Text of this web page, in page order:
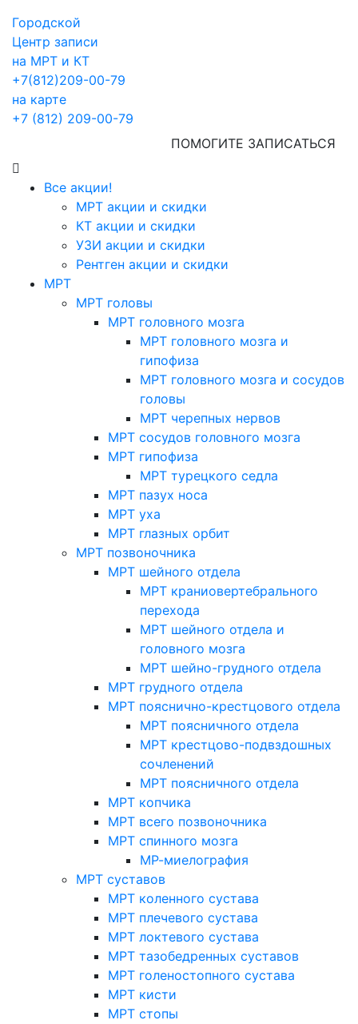
Городской
Центр записи
на МРТ и КТ
+7(812)209-00-79
на карте
+7 (812) 209-00-79
ПОМОГИТЕ ЗАПИСАТЬСЯ
Все акции!
МРТ акции и скидки
КТ акции и скидки
УЗИ акции и скидки
Рентген акции и скидки
МРТ
МРТ головы
МРТ головного мозга
МРТ головного мозга и
гипофиза
МРТ головного мозга и сосудов
головы
МРТ черепных нервов
МРТ сосудов головного мозга
МРТ гипофиза
МРТ турецкого седла
МРТ пазух носа
МРТ уха
МРТ глазных орбит
МРТ позвоночника
МРТ шейного отдела
МРТ краниовертебрального
перехода
МРТ шейного отдела и
головного мозга
МРТ шейно-грудного отдела
МРТ грудного отдела
МРТ пояснично-крестцового отдела
МРТ поясничного отдела
МРТ крестцово-подвздошных
сочленений
МРТ поясничного отдела
МРТ копчика
МРТ всего позвоночника
МРТ спинного мозга
МР-миелография
МРТ суставов
МРТ коленного сустава
МРТ плечевого сустава
МРТ локтевого сустава
МРТ тазобедренных суставов
МРТ голеностопного сустава
МРТ кисти
МРТ стопы